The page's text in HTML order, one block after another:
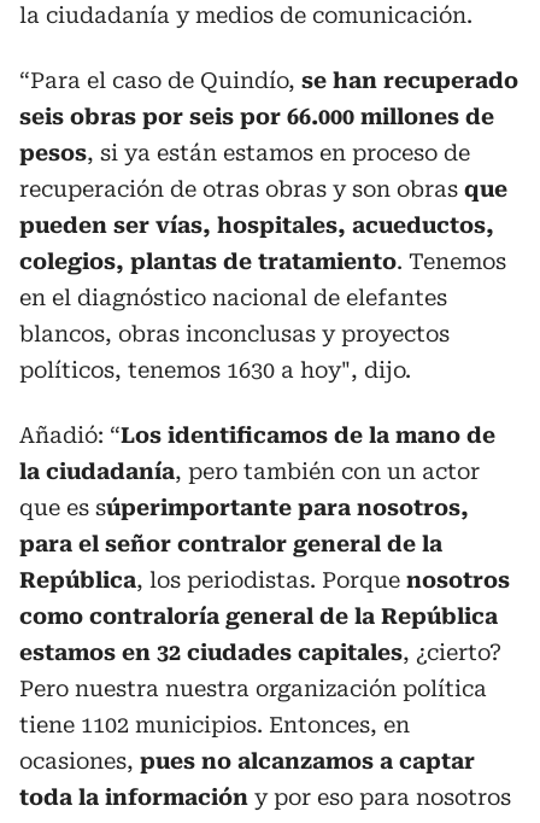
la ciudadanía y medios de comunicación.
“Para el caso de Quindío, se han recuperado
seis obras por seis por 66.000 millones de
pesos, si ya están estamos en proceso de
recuperación de otras obras y son obras que
pueden ser vías, hospitales, acueductos,
colegios, plantas de tratamiento. Tenemos
en el diagnóstico nacional de elefantes
blancos, obras inconclusas y proyectos
políticos, tenemos 1630 a hoy", dijo.
Añadió: “Los identificamos de la mano de
la ciudadanía, pero también con un actor
que es súperimportante para nosotros,
para el señor contralor general de la
República, los periodistas. Porque nosotros
como contraloría general de la República
estamos en 32 ciudades capitales, ¿cierto?
Pero nuestra nuestra organización política
tiene 1102 municipios. Entonces, en
ocasiones, pues no alcanzamos a captar
toda la información y por eso para nosotros